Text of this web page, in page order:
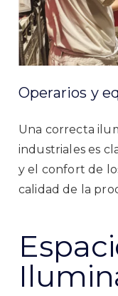
Operarios y
Una correcta
industriales es
y el confort de
calidad de la